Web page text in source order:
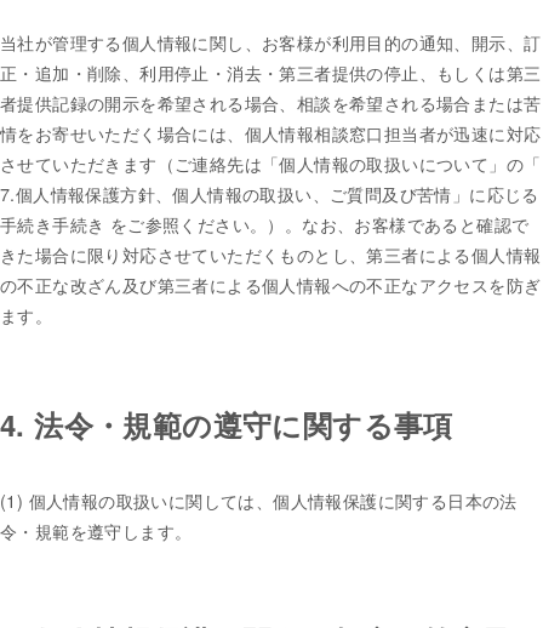
当社が管理する個人情報に関し、お客様が利用目的の通知、開示、訂
正・追加・削除、利用停止・消去・第三者提供の停止、もしくは第三
者提供記録の開示を希望される場合、相談を希望される場合または苦
情をお寄せいただく場合には、個人情報相談窓口担当者が迅速に対応
させていただきます（ご連絡先は「個人情報の取扱いについて」の「
7.個人情報保護方針、個人情報の取扱い、ご質問及び苦情」に応じる
手続き手続き をご参照ください。）。なお、お客様であると確認で
きた場合に限り対応させていただくものとし、第三者による個人情報
の不正な改ざん及び第三者による個人情報への不正なアクセスを防ぎ
ます。
4. 法令・規範の遵守に関する事項
(1) 個人情報の取扱いに関しては、個人情報保護に関する日本の法
令・規範を遵守します。